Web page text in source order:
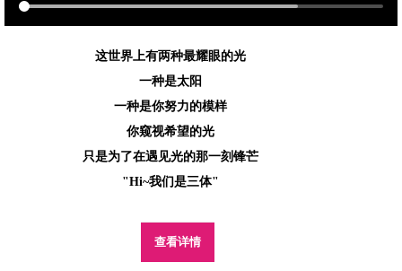
这世界上有两种最耀眼的光
一种是太阳
一种是你努力的模样
你窥视希望的光
只是为了在遇见光的那一刻锋芒
"Hi~我们是三体"
查看详情